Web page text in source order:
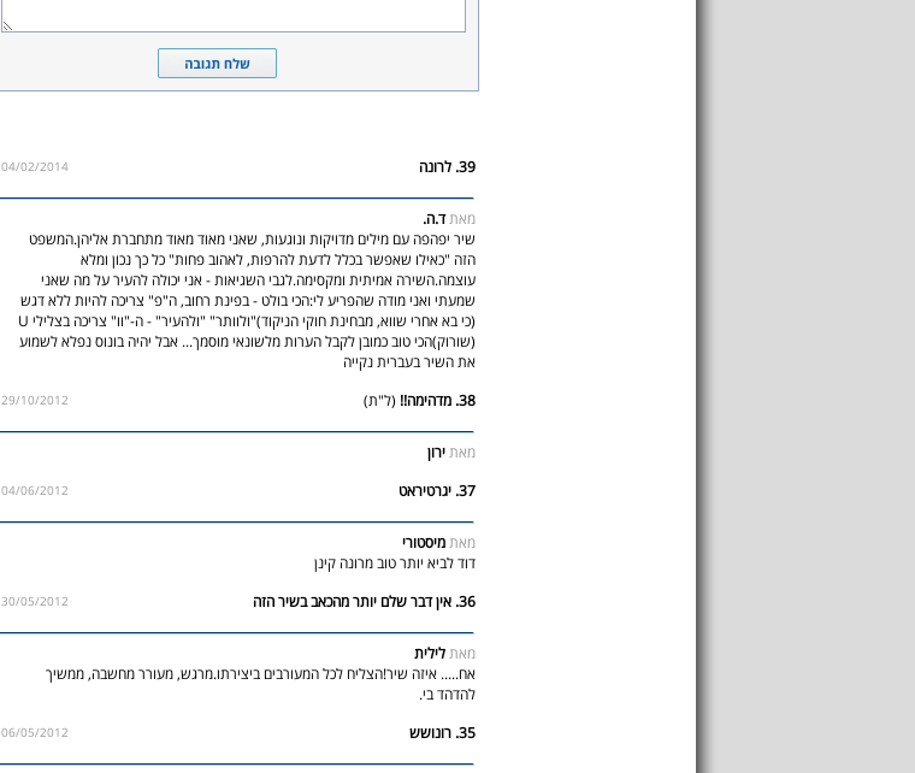
39. לרונה 04/02/2014 - 12:17
מאתד.ה.
שיר יפהפה עם מילים מדויקות ונוגעות, שאני מאוד מאוד מתחברת אליהן.המשפט
הזה "כאילו שאפשר בכלל לדעת להרפות, לאהוב פחות" כל כך נכון ומלא
עוצמה.השירה אמיתית ומקסימה.לגבי השגיאות - אני יכולה להעיר על מה שאני
שמעתי ואני מודה שהפריע לי:הכי בולט - בפינת רחוב, ה"פ" צריכה להיות ללא דגש
(כי בא אחרי שווא, מבחינת חוקי הניקוד)"ולוותר" "ולהעיר" - ה-"וו" צריכה בצלילי U
(שורוק)הכי טוב כמובן לקבל הערות מלשונאי מוסמך... אבל יהיה בונוס נפלא לשמוע
את השיר בעברית נקייה
38. מדהימה!!
(ל"ת) 29/10/2012 - 09:37
מאתירון
37. יגרטיראט
04/06/2012 - 21:16
מאתמיסטורי
דוד לביא יותר טוב מרונה קינן
36. אין דבר שלם יותר מהכאב בשיר הזה
30/05/2012 - 23:52
מאתלילית
אח..... איזה שיר!הצליח לכל המעורבים ביצירתו.מרגש, מעורר מחשבה, ממשיך
להדהד בי.
35. רונושש
06/05/2012 - 16:13